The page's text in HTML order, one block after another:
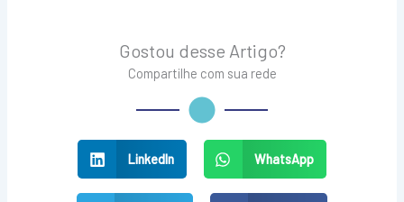
Gostou desse Artigo?
Compartilhe com sua rede
LinkedIn WhatsApp